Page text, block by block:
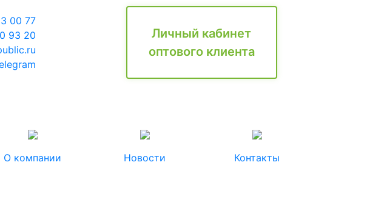
00 77
93 20
Личный кабинет
оптового клиента
О компании Новости Контакты